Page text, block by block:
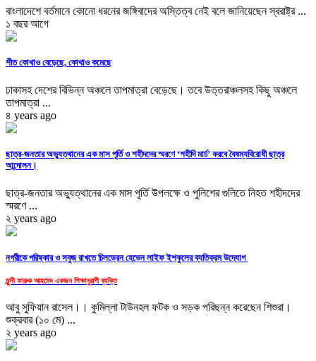
বাংলাদেশে বর্তমানে কোনো ধরনের জঙ্গিবাদের অস্তিত্ব নেই বলে জানিয়েছেন স্বরাষ্ট্র ...
১ বছর আগে
শীত কোথাও বেড়েছে, কোথাও কমেছে
ঢাকাসহ দেশের বিভিন্ন অঞ্চলে তাপমাত্রা বেড়েছে। তবে উত্তরাঞ্চলসহ কিছু অঞ্চলে
তাপমাত্রা ...
৪ years ago
ছাত্র-জনতার অভ্যুত্থানের এক মাস পূর্তি ও শহীদদের স্মরণে ‘শহীদি মার্চ’ করবে বৈষম্যবিরোধী ছাত্র
আন্দোলন।
ছাত্র-জনতার অভ্যুত্থানের এক মাস পূর্তি উপলক্ষে ও পুলিশের গুলিতে নিহত শহীদদের
স্মরণে ...
২ years ago
নগরীকে পরিষ্কার ও সবুজ রাখতে চিলড্রেন হেভেন লাইফ ইশকুলের ব্যতিক্রম উদ্যোগ
মুন্সী ফারুক আহমেদ একজন শিক্ষানুরাগী ব্যক্তি
আবু সুফিয়ান রাসেল।। কুমিল্লা টাউনহল ফটক ও সড়ক পরিছন্ন করেছেন শিশুরা।
শুক্রবার (১০ মে) ...
২ years ago